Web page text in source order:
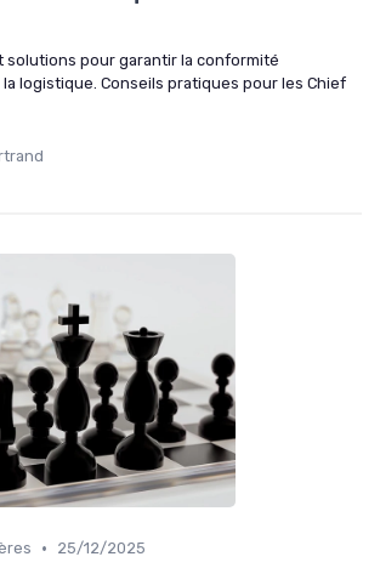
solutions pour garantir la conformité
logistique. Conseils pratiques pour les Chief
• 25/12/2025